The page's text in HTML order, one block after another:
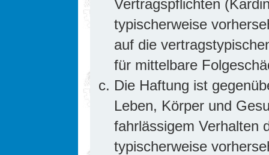
Vertragspflichten
typischerweise
auf die
für mittelbare
Die Haftung ist
Leben, Körper und
fahrlässigem Verhalten
typischerweise